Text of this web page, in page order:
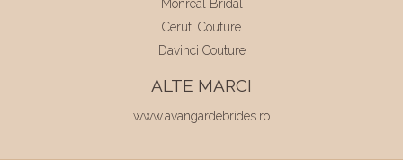
Monreal Bridal
Ceruti Couture
Davinci Couture
ALTE MARCI
www.avangardebrides.ro